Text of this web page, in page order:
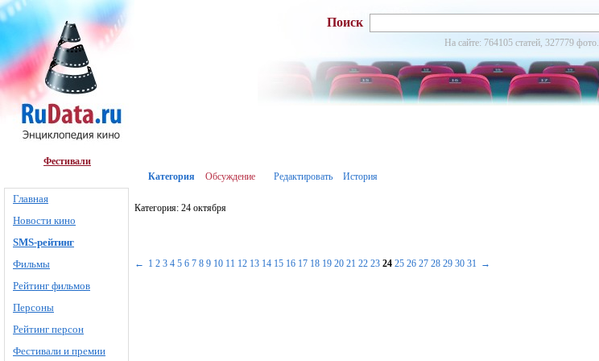
Фестивали
Главная
Новости кино
SMS-рейтинг
Фильмы
Рейтинг фильмов
Персоны
Рейтинг персон
Фестивали и премии
Поиск
На сайте: 764105 статей, 327779 фото.
Категория Обсуждение Редактировать История
Категория: 24 октября
← 1 2 3 4 5 6 7 8 9 10 11 12 13 14 15 16 17 18 19 20 21 22 23 24 25 26 27 28 29 30 31 →